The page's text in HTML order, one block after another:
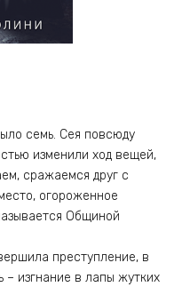
семь. Сея повсюду
изменили ход вещей,
сражаемся друг с
огороженное
Общиной
преступление, в
– изгнание в лапы жутких